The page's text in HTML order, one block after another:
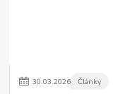
30.03.2026 Články